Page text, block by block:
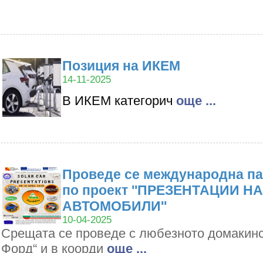
Позиция на ИКЕМ
14-11-2025
В ИКЕМ категорич oще ...
Проведе се международна
по проект ''ПРЕЗЕНТАЦИИ
АВТОМОБИЛИ''
10-04-2025
Срещата се проведе с любезното
Форд“ и в коорди oще ...